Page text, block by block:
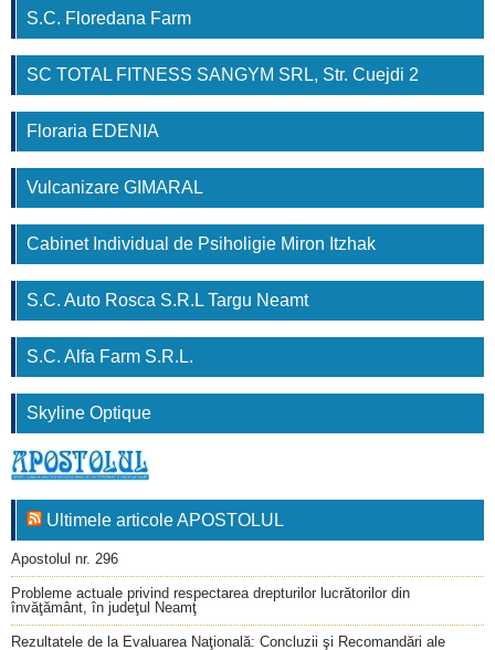
S.C. Floredana Farm
SC TOTAL FITNESS SANGYM SRL, Str. Cuejdi 2
Floraria EDENIA
Vulcanizare GIMARAL
Cabinet Individual de Psiholigie Miron Itzhak
S.C. Auto Rosca S.R.L Targu Neamt
S.C. Alfa Farm S.R.L.
Skyline Optique
Ultimele articole APOSTOLUL
Apostolul nr. 296
Probleme actuale privind respectarea drepturilor lucrătorilor din
învăţământ, în judeţul Neamţ
Rezultatele de la Evaluarea Naţională: Concluzii şi Recomandări ale